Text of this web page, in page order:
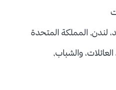
لندن, المملكة المتحدة
والشباب,